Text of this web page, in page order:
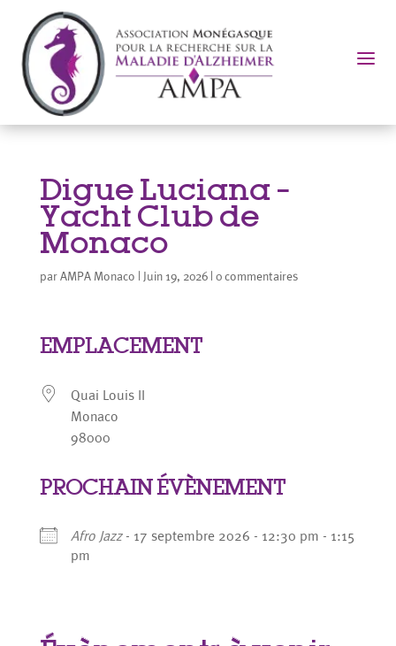
a
Digue Luciana –
Yacht Club de
Monaco
parAMPA Monaco Juin 19, 2026| 0 commentaires
EMPLACEMENT
Quai Louis II
Monaco
98000
PROCHAIN ÉVÈNEMENT
Afro Jazz- 17 septembre 2026 - 12:30 pm - 1:15
pm